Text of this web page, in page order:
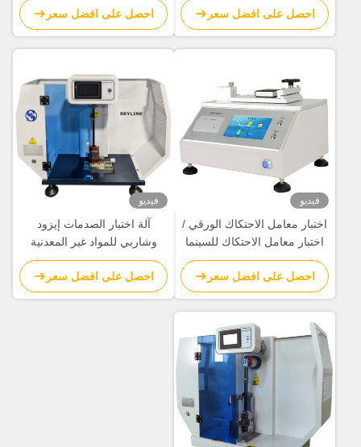
احصل على افضل سعر
احصل على افضل سعر
فيديو
اختبار معامل الاحتكاك الورقي /
اختبار معامل الاحتكاك للسينما
لقياس فيلم البلاستيك
احصل على افضل سعر
فيديو
آلة اختبار الصدمات إيزود
وشاربي للمواد غير المعدنية
احصل على افضل سعر